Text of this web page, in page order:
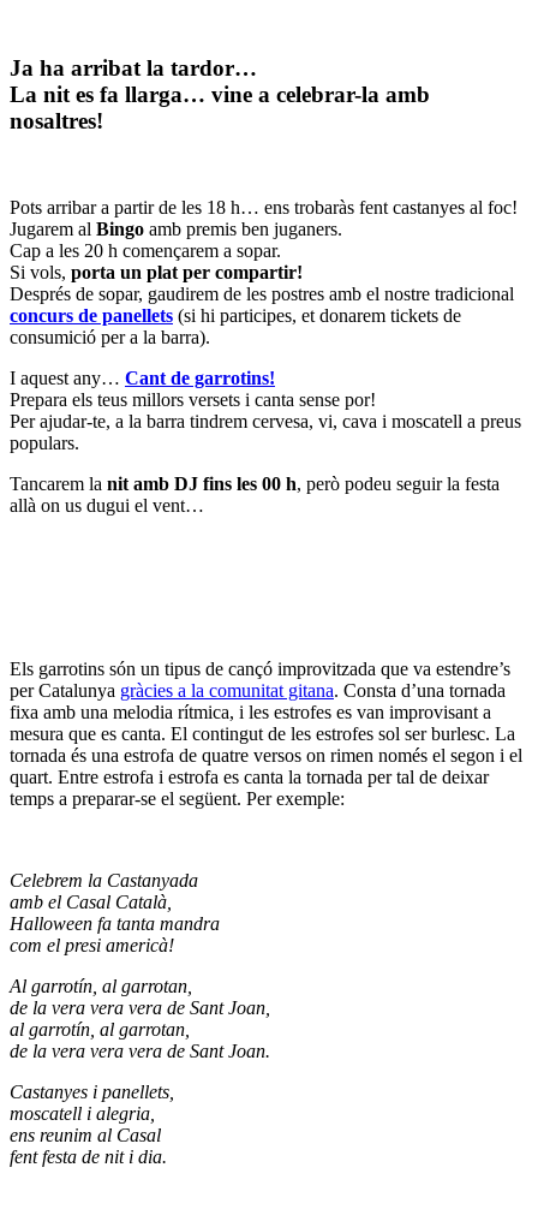
Ja ha arribat la tardor…
La nit es fa llarga… vine a celebrar-la amb
nosaltres!
Pots arribar a partir de les 18 h… ens trobaràs fent castanyes al foc!
Jugarem al Bingo amb premis ben juganers.
Cap a les 20 h començarem a sopar.
Si vols, porta un plat per compartir!
Després de sopar, gaudirem de les postres amb el nostre tradicional
concurs de panellets (si hi participes, et donarem tickets de
consumició per a la barra).
I aquest any… Cant de garrotins!
Prepara els teus millors versets i canta sense por!
Per ajudar-te, a la barra tindrem cervesa, vi, cava i moscatell a preus
populars.
Tancarem la nit amb DJ fins les 00 h, però podeu seguir la festa
allà on us dugui el vent…
Els garrotins són un tipus de cançó improvitzada que va estendre’s
per Catalunya gràcies a la comunitat gitana. Consta d’una tornada
fixa amb una melodia rítmica, i les estrofes es van improvisant a
mesura que es canta. El contingut de les estrofes sol ser burlesc. La
tornada és una estrofa de quatre versos on rimen només el segon i el
quart. Entre estrofa i estrofa es canta la tornada per tal de deixar
temps a preparar-se el següent. Per exemple:
Celebrem la Castanyada
amb el Casal Català,
Halloween fa tanta mandra
com el presi americà!
Al garrotín, al garrotan,
de la vera vera vera de Sant Joan,
al garrotín, al garrotan,
de la vera vera vera de Sant Joan.
Castanyes i panellets,
moscatell i alegria,
ens reunim al Casal
fent festa de nit i dia.